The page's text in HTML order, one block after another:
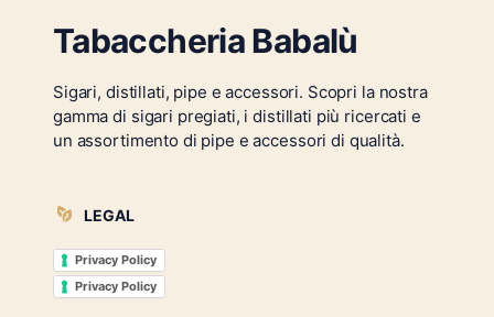
Tabaccheria Babalù
Sigari, distillati, pipe e accessori. Scopri la nostra
gamma di sigari pregiati, i distillati più ricercati e
un assortimento di pipe e accessori di qualità.
LEGAL
Privacy Policy
Privacy Policy